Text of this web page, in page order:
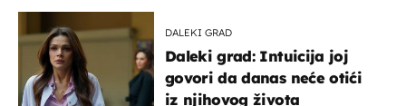
DALEKI GRAD
Daleki grad: Intuicija joj
govori da danas neće otići
iz njihovog života